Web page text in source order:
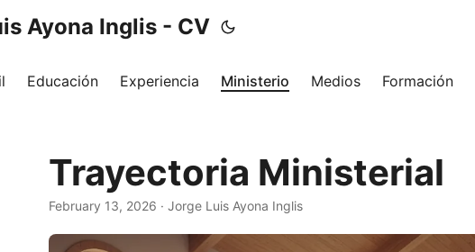
Ayona Inglis - CV
Educación Experiencia Ministerio Medios Formación
Trayectoria Ministerial
February 13, 2026 · Jorge Luis Ayona Inglis